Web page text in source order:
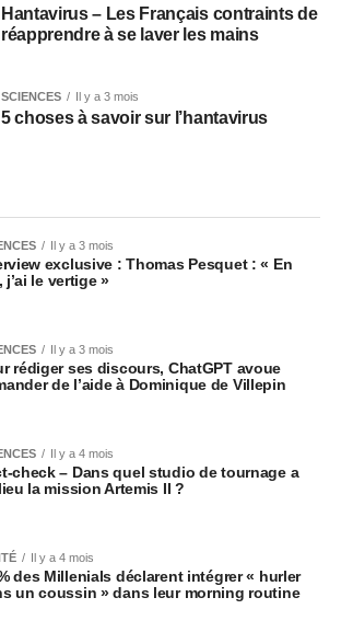
Hantavirus – Les Français contraints de
réapprendre à se laver les mains
SCIENCES Il y a 3 mois
5 choses à savoir sur l’hantavirus
Il y a 3 mois
exclusive : Thomas Pesquet : « En
j’ai le vertige »
Il y a 3 mois
rédiger ses discours, ChatGPT avoue
de l’aide à Dominique de Villepin
Il y a 4 mois
check – Dans quel studio de tournage a
la mission Artemis II ?
Il y a 4 mois
des Millenials déclarent intégrer « hurler
un coussin » dans leur morning routine